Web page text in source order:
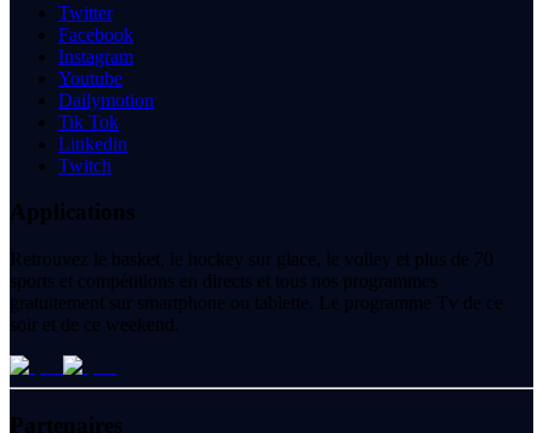
Twitter
Facebook
Instagram
Youtube
Dailymotion
Tik Tok
Linkedin
Twitch
Applications
Retrouvez le basket, le hockey sur glace, le volley et plus de 70
sports et compétitions en directs et tous nos programmes
gratuitement sur smartphone ou tablette. Le programme Tv de ce
soir et de ce weekend.
Partenaires